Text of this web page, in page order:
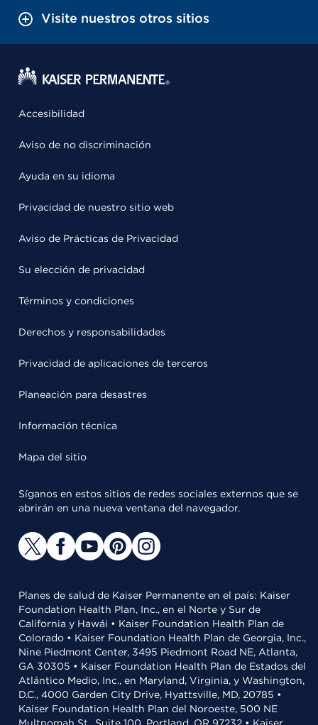
Visite nuestros otros sitios
Accesibilidad
Aviso de no discriminación
Ayuda en su idioma
Privacidad de nuestro sitio web
Aviso de Prácticas de Privacidad
Su elección de privacidad
Términos y condiciones
Derechos y responsabilidades
Privacidad de aplicaciones de terceros
Planeación para desastres
Información técnica
Mapa del sitio
Síganos en estos sitios de redes sociales externos que se
abrirán en una nueva ventana del navegador.
Planes de salud de Kaiser Permanente en el país: Kaiser
Foundation Health Plan, Inc., en el Norte y Sur de
California y Hawái • Kaiser Foundation Health Plan de
Colorado • Kaiser Foundation Health Plan de Georgia, Inc.,
Nine Piedmont Center, 3495 Piedmont Road NE, Atlanta,
GA 30305 • Kaiser Foundation Health Plan de Estados del
Atlántico Medio, Inc., en Maryland, Virginia, y Washington,
D.C., 4000 Garden City Drive, Hyattsville, MD, 20785 •
Kaiser Foundation Health Plan del Noroeste, 500 NE